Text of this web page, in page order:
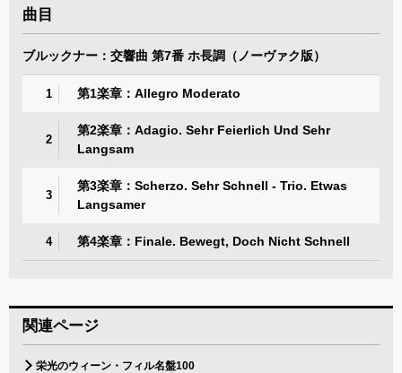
曲目
ブルックナー：交響曲 第7番 ホ長調（ノーヴァク版）
1 第1楽章：Allegro Moderato
2
第2楽章：Adagio. Sehr Feierlich Und Sehr
Langsam
3
第3楽章：Scherzo. Sehr Schnell - Trio. Etwas
Langsamer
4 第4楽章：Finale. Bewegt, Doch Nicht Schnell
関連ページ
栄光のウィーン・フィル名盤100